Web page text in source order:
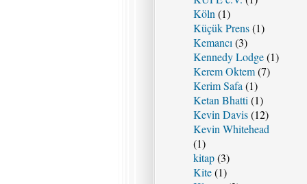
Köln (1)
Küçük Prens(1)
Kemancı (3)
Kennedy Lodge(1)
Kerem Oktem(7)
Kerim Safa (1)
Ketan Bhatti (1)
Kevin Davis(12)
Kevin Whitehead
(1)
kitap(3)
Kite(1)